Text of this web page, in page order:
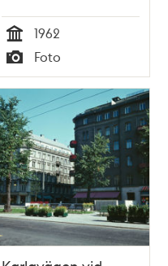
Tid
1962
Typ
Foto